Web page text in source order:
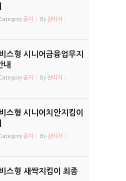
공지 By 관리자
스형 시니어금융업무지
내
공지 By 관리자
스형 시니어치안지킴이
공지 By 관리자
스형 새싹지킴이 최종